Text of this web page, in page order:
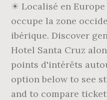
☀ Localisé en
occupe la zone
ibérique. Discover
Hotel Santa Cruz
points d'intérêts
option below to see
and to compare